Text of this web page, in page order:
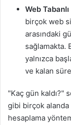
Web
birçok web
arasındaki
sağlamakta.
yalnızca
ve kalan
"Kaç gün kaldı?"
gibi birçok
hesaplama